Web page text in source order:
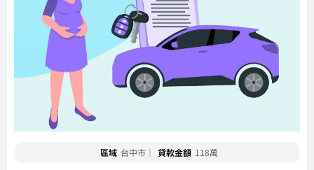
區域 台中市｜ 貸款金額 118萬